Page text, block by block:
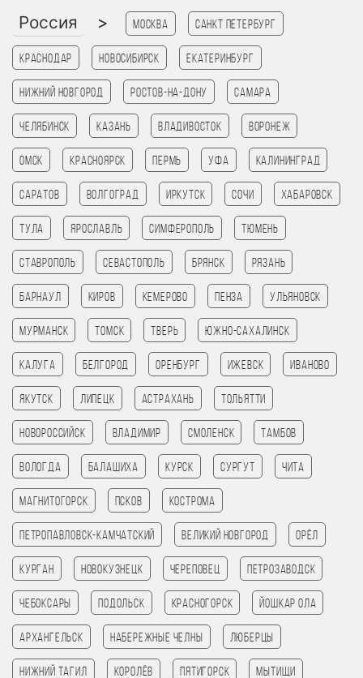
Россия > Москва Санкт Петербург
Краснодар Новосибирск Екатеринбург
Нижний Новгород Ростов-на-Дону Самара
Челябинск Казань Владивосток Воронеж
Омск Красноярск Пермь Уфа Калининград
Саратов Волгоград Иркутск Сочи Хабаровск
Тула Ярославль Симферополь Тюмень
Ставрополь Севастополь Брянск Рязань
Барнаул Киров Кемерово Пенза Ульяновск
Мурманск Томск Тверь Южно-Сахалинск
Калуга Белгород Оренбург Ижевск Иваново
Якутск Липецк Астрахань Тольятти
Новороссийск Владимир Смоленск Тамбов
Вологда Балашиха Курск Сургут Чита
Магнитогорск Псков Кострома
Петропавловск-Камчатский Великий Новгород Орёл
Курган Новокузнецк Череповец Петрозаводск
Чебоксары Подольск Красногорск Йошкар Ола
Архангельск Набережные Челны Люберцы
Нижний Тагил Королёв Пятигорск Мытищи